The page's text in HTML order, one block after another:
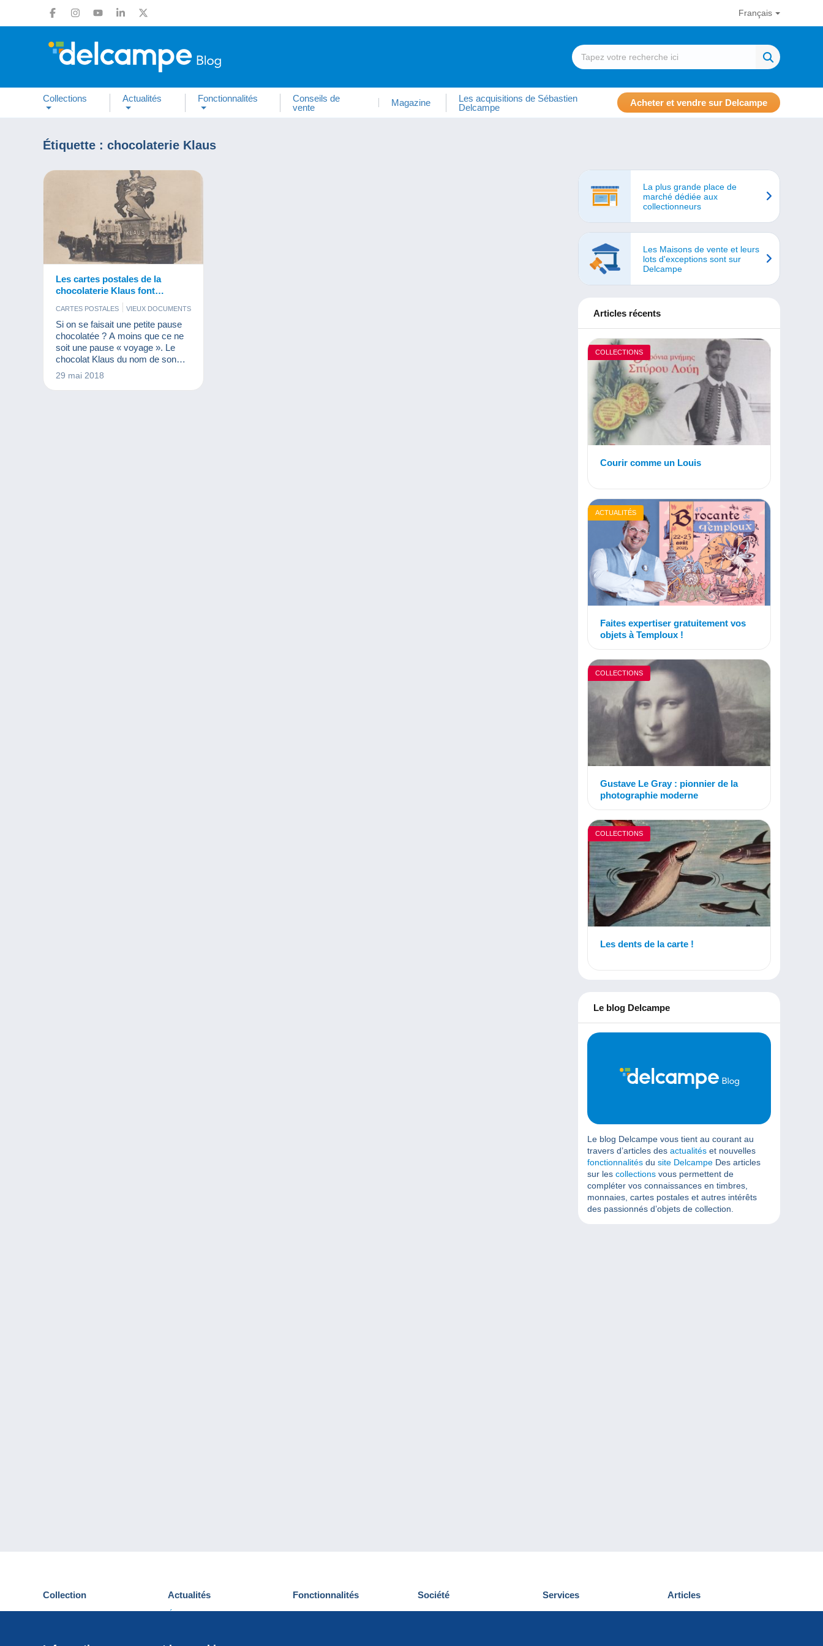
Français
Collections Actualités Fonctionnalités
Conseils de
vente
Magazine
Les acquisitions de Sébastien
Delcampe
Acheter et vendre sur Delcampe
Étiquette : chocolaterie Klaus
Les cartes postales de la
chocolaterie Klaus font
CARTES POSTALES VIEUX DOCUMENTS
Si on se faisait une petite pause
chocolatée ? A moins que ce ne
soit une pause « voyage ». Le
chocolat Klaus du nom de son
créateur Jacques Klaus date de
29 mai 2018
La plus grande place de
marché dédiée aux
collectionneurs
Les Maisons de vente et leurs
lots d'exceptions sont sur
Delcampe
Articles récents
COLLECTIONS
Courir comme un Louis
ACTUALITÉS
Faites expertiser gratuitement vos
objets à Temploux !
COLLECTIONS
Gustave Le Gray : pionnier de la
photographie moderne
COLLECTIONS
Les dents de la carte !
Le blog Delcampe
Le blog Delcampe vous tient au courant au
travers d’articles des actualités et nouvelles
fonctionnalités du site Delcampe Des articles
sur les collections vous permettent de
compléter vos connaissances en timbres,
monnaies, cartes postales et autres intérêts
des passionnés d’objets de collection.
Collection
Cartes postales
Actualités
Événements Delcampe
Fonctionnalités
Nouveautés
Société
Qui sommes-nous
Services
Découvrir Delcampe
Articles